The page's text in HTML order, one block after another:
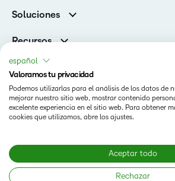
Asistencia
Contactos y ubicaciones
Sala de Prensa
Soluciones
Educación superior
D2L para empresas
Organizaciones de capacitación
Servicios Para El Cuidado De La Salud
Recursos
Blog
eBooks y guías
Webinars
Eventos
Comunidad
Copyright © 2026 D2L Corporation. Todos
Estado
Condiciones de Uso
español
Valoramos tu privacidad
Podemos utilizarlas para el análisis de los datos de
mejorar nuestro sitio web, mostrar contenido
excelente experiencia en el sitio web. Para obtener
cookies que utilizamos, abre los ajustes.
Aceptar todo
Rechazar